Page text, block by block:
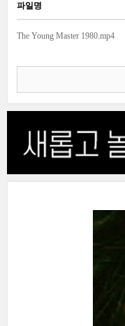
파일명
The Young Master 1980.mp4